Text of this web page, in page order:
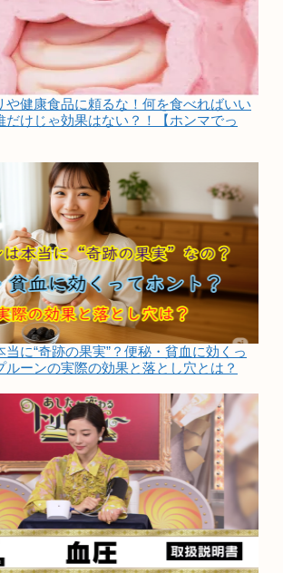
や健康食品に頼るな！何を食べればいい
だけじゃ効果はない？！【ホンマでっ
当に“奇跡の果実”？便秘・貧血に効くっ
ルーンの実際の効果と落とし穴とは？